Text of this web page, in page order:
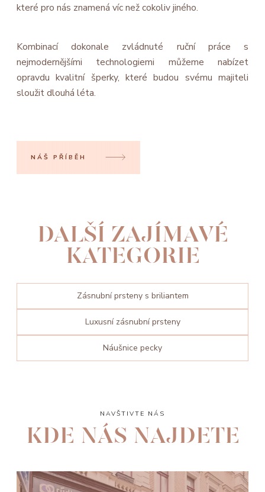
které pro nás znamená víc než cokoliv jiného.
Kombinací dokonale zvládnuté ruční práce s
nejmodernějšími technologiemi můžeme nabízet
opravdu kvalitní šperky, které budou svému majiteli
sloužit dlouhá léta.
NÁŠ PŘÍBĚH
DALŠÍ ZAJÍMAVÉ
KATEGORIE
Zásnubní prsteny s briliantem
Luxusní zásnubní prsteny
Náušnice pecky
NAVŠTIVTE NÁS
KDE NÁS NAJDETE